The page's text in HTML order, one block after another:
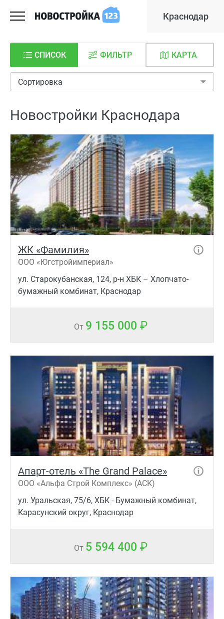
Краснодар
СПИСОК КАРТА
ФИЛЬТР
Сортировка
Новостройки Краснодара
ЖК «Фамилия»
ООО «Югстройимпериал»
ул. Старокубанская, 124, р-н ХБК – Хлопчато-
бумажный комбинат, Краснодар
От 9 155 000
Апарт-отель «The Grand Palace»
ООО «Альфа Строй Комплекс» (АСК)
ул. Уральская, 75/6, ХБК - Бумажный комбинат,
Карасунский округ, Краснодар
От 5 594 400